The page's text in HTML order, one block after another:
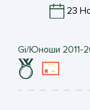
23
Gi/Юноши 2011-